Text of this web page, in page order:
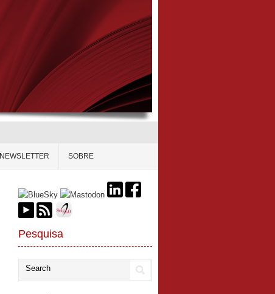
NEWSLETTER SOBRE
Pesquisa